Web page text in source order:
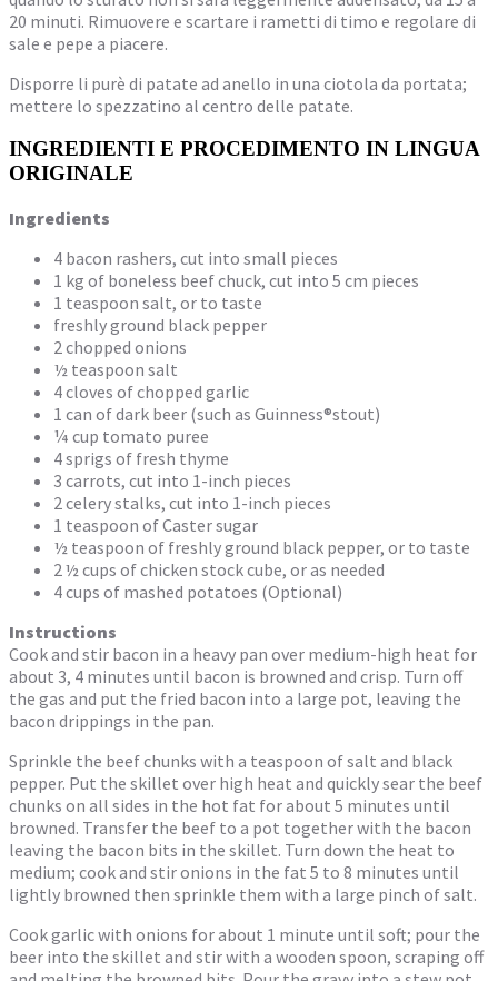
20 minuti. Rimuovere e scartare i rametti di timo e regolare di
sale e pepe a piacere.
Disporre li purè di patate ad anello in una ciotola da portata;
mettere lo spezzatino al centro delle patate.
INGREDIENTI E PROCEDIMENTO IN LINGUA
ORIGINALE
Ingredients
4 bacon rashers, cut into small pieces
1 kg of boneless beef chuck, cut into 5 cm pieces
1 teaspoon salt, or to taste
freshly ground black pepper
2 chopped onions
½ teaspoon salt
4 cloves of chopped garlic
1 can of dark beer (such as Guinness®stout)
¼ cup tomato puree
4 sprigs of fresh thyme
3 carrots, cut into 1-inch pieces
2 celery stalks, cut into 1-inch pieces
1 teaspoon of Caster sugar
½ teaspoon of freshly ground black pepper, or to taste
2 ½ cups of chicken stock cube, or as needed
4 cups of mashed potatoes (Optional)
Instructions
Cook and stir bacon in a heavy pan over medium-high heat for
about 3, 4 minutes until bacon is browned and crisp. Turn off
the gas and put the fried bacon into a large pot, leaving the
bacon drippings in the pan.
Sprinkle the beef chunks with a teaspoon of salt and black
pepper. Put the skillet over high heat and quickly sear the beef
chunks on all sides in the hot fat for about 5 minutes until
browned. Transfer the beef to a pot together with the bacon
leaving the bacon bits in the skillet. Turn down the heat to
medium; cook and stir onions in the fat 5 to 8 minutes until
lightly browned then sprinkle them with a large pinch of salt.
Cook garlic with onions for about 1 minute until soft; pour the
beer into the skillet and stir with a wooden spoon, scraping off